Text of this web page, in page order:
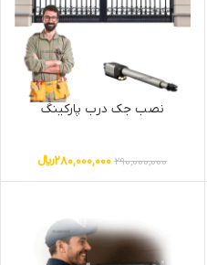
نصب جک درب پارکینگ
290,000,000
280,000,000﷼